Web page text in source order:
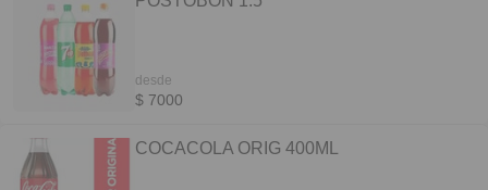
desde
$ 7000
COCACOLA ORIG 400ML